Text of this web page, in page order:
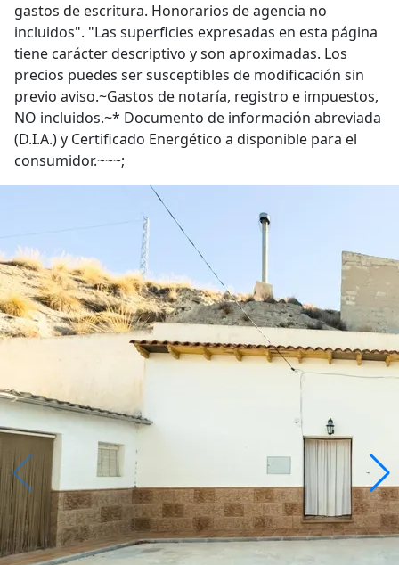
gastos de escritura. Honorarios de agencia no
incluidos". "Las superficies expresadas en esta página
tiene carácter descriptivo y son aproximadas. Los
precios puedes ser susceptibles de modificación sin
previo aviso.~Gastos de notaría, registro e impuestos,
NO incluidos.~* Documento de información abreviada
(D.I.A.) y Certificado Energético a disponible para el
consumidor.~~~;